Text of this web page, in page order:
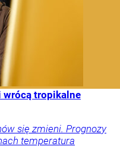
wrócą tropikalne
się zmieni. Prognozy
temperatura